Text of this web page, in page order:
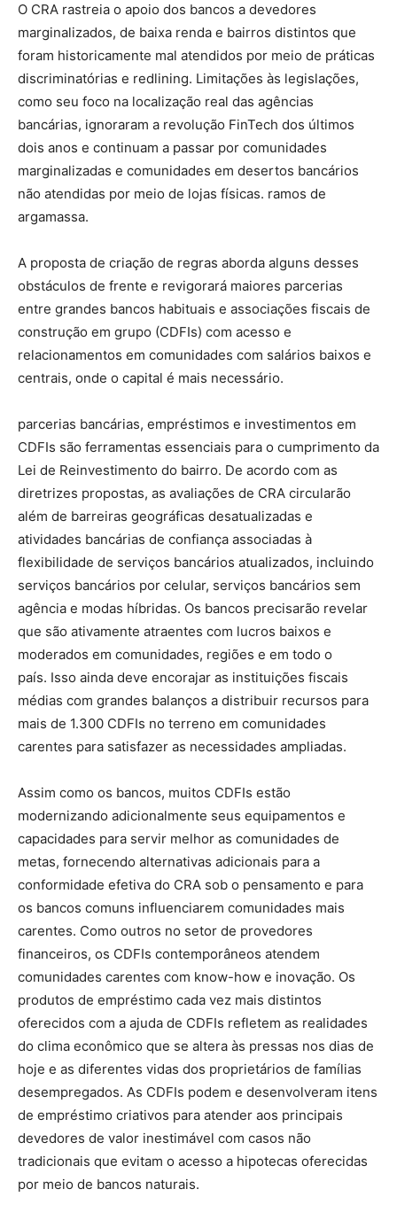
O CRA rastreia o apoio dos bancos a devedores
marginalizados, de baixa renda e bairros distintos que
foram historicamente mal atendidos por meio de práticas
discriminatórias e redlining. Limitações às legislações,
como seu foco na localização real das agências
bancárias, ignoraram a revolução FinTech dos últimos
dois anos e continuam a passar por comunidades
marginalizadas e comunidades em desertos bancários
não atendidas por meio de lojas físicas. ramos de
argamassa.
A proposta de criação de regras aborda alguns desses
obstáculos de frente e revigorará maiores parcerias
entre grandes bancos habituais e associações fiscais de
construção em grupo (CDFIs) com acesso e
relacionamentos em comunidades com salários baixos e
centrais, onde o capital é mais necessário.
parcerias bancárias, empréstimos e investimentos em
CDFIs são ferramentas essenciais para o cumprimento da
Lei de Reinvestimento do bairro. De acordo com as
diretrizes propostas, as avaliações de CRA circularão
além de barreiras geográficas desatualizadas e
atividades bancárias de confiança associadas à
flexibilidade de serviços bancários atualizados, incluindo
serviços bancários por celular, serviços bancários sem
agência e modas híbridas. Os bancos precisarão revelar
que são ativamente atraentes com lucros baixos e
moderados em comunidades, regiões e em todo o
país. Isso ainda deve encorajar as instituições fiscais
médias com grandes balanços a distribuir recursos para
mais de 1.300 CDFIs no terreno em comunidades
carentes para satisfazer as necessidades ampliadas.
Assim como os bancos, muitos CDFIs estão
modernizando adicionalmente seus equipamentos e
capacidades para servir melhor as comunidades de
metas, fornecendo alternativas adicionais para a
conformidade efetiva do CRA sob o pensamento e para
os bancos comuns influenciarem comunidades mais
carentes. Como outros no setor de provedores
financeiros, os CDFIs contemporâneos atendem
comunidades carentes com know-how e inovação. Os
produtos de empréstimo cada vez mais distintos
oferecidos com a ajuda de CDFIs refletem as realidades
do clima econômico que se altera às pressas nos dias de
hoje e as diferentes vidas dos proprietários de famílias
desempregados. As CDFIs podem e desenvolveram itens
de empréstimo criativos para atender aos principais
devedores de valor inestimável com casos não
tradicionais que evitam o acesso a hipotecas oferecidas
por meio de bancos naturais.